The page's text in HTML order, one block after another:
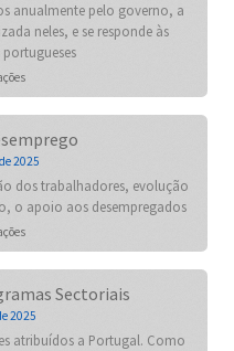
anualmente pelo governo, a
neles, e se responde às
portugueses
2025
dos trabalhadores, evolução
o apoio aos desempregados
Sectoriais
2025
atribuídos a Portugal. Como